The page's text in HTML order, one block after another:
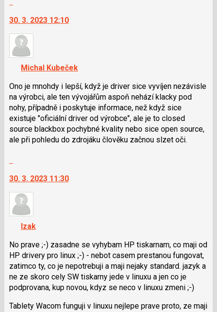
N
následující
a
P
pro
předchozí
nový
názor
další
nový
názor.
navigaci
lze
použít
i
klávesy
N
pro
následující
předchozí
nový
názor
30. 3. 2023 12:10
Michal Kubeček
Ono je mnohdy i lepší, když je driver sice vyvíjen nezávisle
na výrobci, ale ten vývojářům aspoň nehází klacky pod
nohy, případně i poskytuje informace, než když sice
existuje "oficiální driver od výrobce", ale je to closed
source blackbox pochybné kvality nebo sice open source,
ale při pohledu do zdrojáku člověku začnou slzet oči.
další
nový
názor.
navigaci
lze
použít
i
klávesy
N
pro
a
30. 3. 2023 11:30
Izak
No prave ;-) zasadne se vyhybam HP tiskarnam, co maji od
HP drivery pro linux ;-) - nebot casem prestanou fungovat,
zatimco ty, co je nepotrebuji a maji nejaky standard. jazyk a
ne ze skoro cely SW tiskarny jede v linuxu a jen co je
podprovana, kup novou, kdyz se neco v linuxu zmeni ;-)
Tablety Wacom funguji v linuxu nejlepe prave proto, ze maji